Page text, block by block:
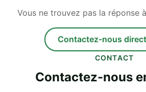
Vous ne trouvez pas la réponse
Contactez-nous
CONTACT
Contactez-nous